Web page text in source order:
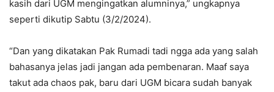
kasih dari UGM mengingatkan alumninya,” ungkapnya
seperti dikutip Sabtu (3/2/2024).
“Dan yang dikatakan Pak Rumadi tadi ngga ada yang salah
bahasanya jelas jadi jangan ada pembenaran. Maaf saya
takut ada chaos pak, baru dari UGM bicara sudah banyak